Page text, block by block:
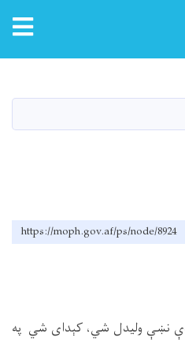
https://moph.gov.af/ps/node/8924
نښې ولیدل شي، کېدای شي په